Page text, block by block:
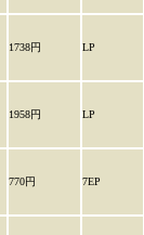
1738円 LP
1958円 LP
770円 7EP